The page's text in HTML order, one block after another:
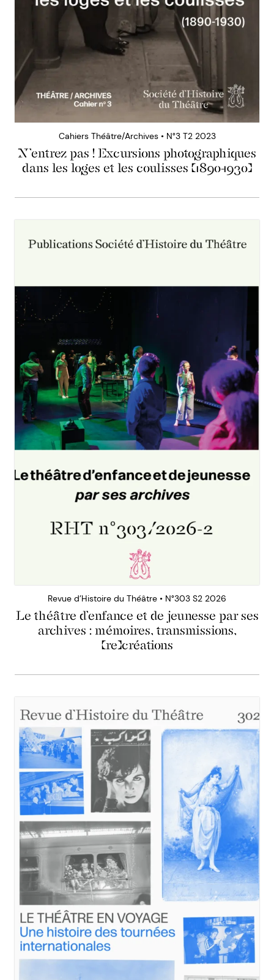
Cahiers Théâtre/Archives • N°3 T2 2023
N’entrez pas ! Excursions photographiques
dans les loges et les coulisses (1890-1930)
Revue d’Histoire du Théâtre • N°303 S2 2026
Le théâtre d’enfance et de jeunesse par ses
archives : mémoires, transmissions,
(re)créations